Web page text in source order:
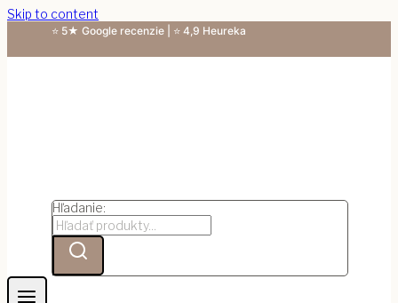
Skip to content
⭐ 5★ Google recenzie | ⭐ 4,9 Heureka
Hľadanie: